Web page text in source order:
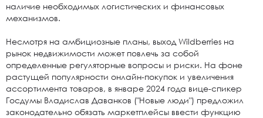
наличие необходимых логистических и финансовых
механизмов.
Несмотря на амбициозные планы, выход Wildberries на
рынок недвижимости может повлечь за собой
определенные регуляторные вопросы и риски. На фоне
растущей популярности онлайн-покупок и увеличения
ассортимента товаров, в январе 2024 года вице-спикер
Госдумы Владислав Даванков ("Новые люди") предложил
законодательно обязать маркетплейсы ввести функцию